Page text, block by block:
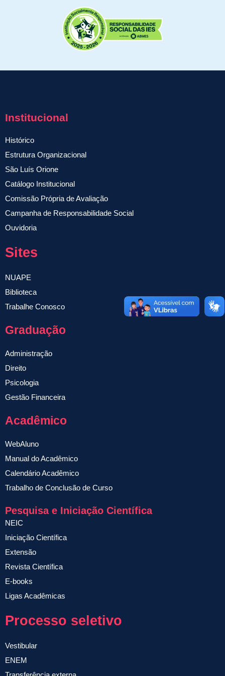
Institucional
Histórico
Estrutura Organizacional
São Luís Orione
Catálogo Institucional
Comissão Própria de Avaliação
Campanha de Responsabilidade Social
Ouvidoria
Sites
NUAPE
Biblioteca
Trabalhe Conosco
Graduação
Administração
Direito
Psicologia
Gestão Financeira
Acadêmico
WebAluno
Manual do Acadêmico
Calendário Acadêmico
Trabalho de Conclusão de Curso
Pesquisa e Iniciação Científica
NEIC
Iniciação Científica
Extensão
Revista Científica
E-books
Ligas Acadêmicas
Processo seletivo
Vestibular
ENEM